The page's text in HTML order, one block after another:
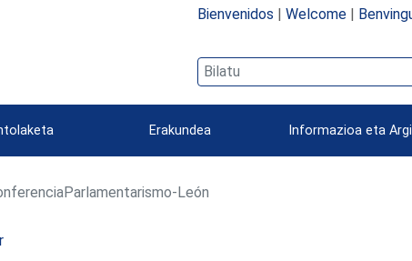
Bienvenidos | Welcome|
Erakundea Informazioa eta
León